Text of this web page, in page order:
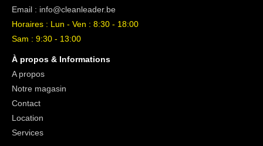
Email : info@cleanleader.be
Horaires : Lun - Ven : 8:30 - 18:00
Sam : 9:30 - 13:00
À propos & Informations
A propos
Notre magasin
Contact
Location
Services